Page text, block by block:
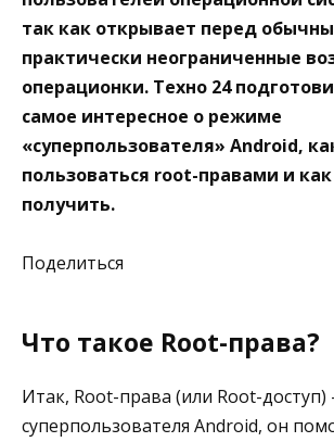
так как открывает перед
практически неограниченные
операционки. Техно 24
самое интересное о режиме
«суперпользователя» Android,
пользоваться root-правами и
получить.
Поделиться
Что такое Root-права?
Итак, Root-права (или Root-
суперпользователя Android, он